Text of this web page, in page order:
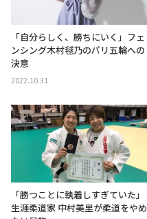
「自分らしく、勝ちにいく」フェ
ンシング木村毬乃のパリ五輪への
決意
2022.10.31
「勝つことに執着しすぎていた」
生涯柔道家 中村美里が柔道をやめ